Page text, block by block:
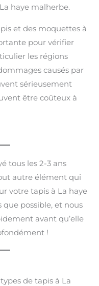
haye malherbe.
et des moquettes à
pour vérifier
les régions
causés par
sérieusement
être coûteux à
tous les 2-3 ans
autre élément qui
votre tapis à La haye
que possible, et nous
avant qu’elle
!
de tapis à La